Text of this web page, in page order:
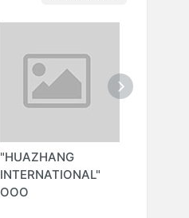
"HUAZHANG
INTERNATIONAL"
ООО